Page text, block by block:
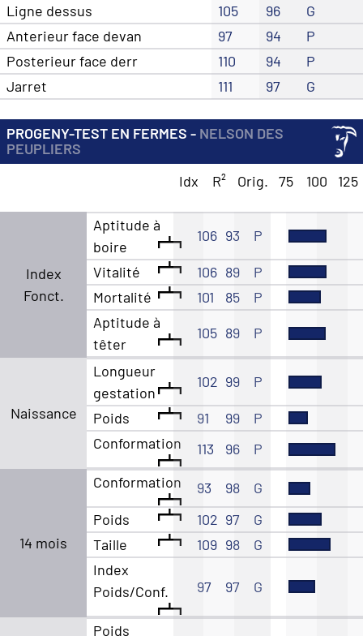
Ligne dessus
105 96
G
Anterieur face devan
97 94
P
Posterieur face derr
110 94
P
Jarret
111 97 G
PROGENY-TEST EN FERMES - NELSON DES
PEUPLIERS
Idx
R² Orig. 75 100 125
Index
Fonct.
Aptitude à
boire
106 93 P
Vitalité 106 89
P
Mortalité
101 85
P
Aptitude à
têter
105 89 P
Naissance
Longueur
gestation
102 99 P
Poids 91 99
P
Conformation
113 96 P
14 mois
Conformation 93 98
G
Poids
102 97
G
Taille
109 98
G
Index
Poids/Conf.
97 97 G
Poids